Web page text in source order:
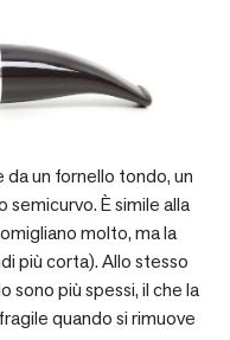
un fornello tondo, un
È simile alla
molto, ma la
più corta). Allo stesso
sono più spessi, il che la
quando si rimuove